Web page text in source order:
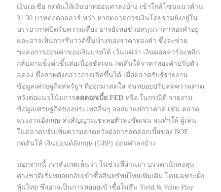
เงินเอเชีย กดดันให้เงินบาทอ่อนค่าลงบ้าง เข้าใกล้โซนแนวต้าน
31.30 บาทต่อดอลลาร์ ทว่า หากตลาดการเงินโดยรวมยังอยู่ใน
บรรยากาศปิดรับความเสี่ยง อาจยังพอช่วยหนุนราคาทองคำอยู่
และอาจเห็นการรีบาวด์ขึ้นบ้างของราคาทองคำ ซึ่งจะช่วย
ชะลอการอ่อนค่าของเงินบาทได้ เว้นแต่ว่า เงินดอลลาร์จะพลิก
กลับมาแข็งค่าขึ้นต่อเนื่องชัดเจน กดดันให้ราคาทองคำปรับตัว
ลดลง ซึ่งภาพดังกล่าวอาจเกิดขึ้นได้ เมื่อตลาดรับรู้รายงาน
ข้อมูลเศรษฐกิจสหรัฐฯ ที่ออกมาสดใส จนทยอยปรับลดความคาด
หวังต่อแนวโน้มการลดดอกเบี้ย FED หรือ ในกรณีที่ รายงาน
ข้อมูลเศรษฐกิจของประเทศอื่นๆ ออกมาแย่กว่าคาด เช่น ตลาด
แรงงานอังกฤษ ส่งสัญญาณชะลอตัวลงชัดเจน จนทำให้ ผู้เล่น
ในตลาดปรับเพิ่มความคาดหวังต่อการลดดอกเบี้ยของ BOE
กดดันให้ เงินปอนด์อังกฤษ (GBP) อ่อนค่าลงบ้าง
นอกจากนี้ เราสังเกตเห็นว่า ในช่วงที่ผ่านมา บรรดานักลงทุน
ต่างชาติเริ่มทยอยกลับเข้าซื้อสินทรัพย์ไทยเพิ่มเติม โดยเฉพาะฝั่ง
หุ้นไทย ซึ่งอาจเป็นการทยอยเข้าซื้อในธีม Yield & Value Play